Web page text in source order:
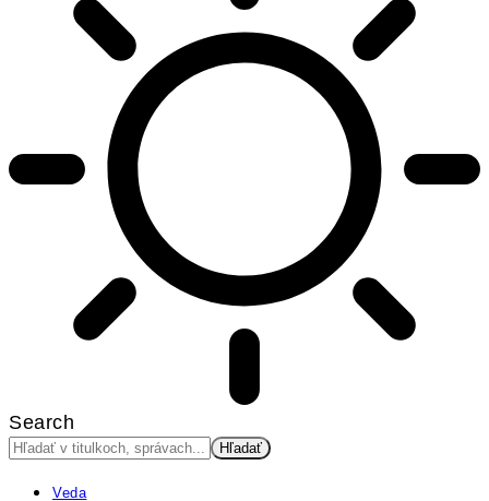
Search
Veda